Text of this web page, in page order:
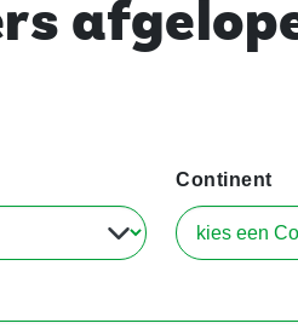
Continent